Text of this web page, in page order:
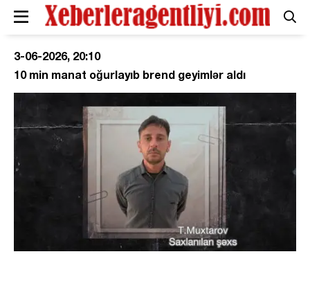
3-06-2026, 20:10
10 min manat oğurlayıb brend geyimlər aldı